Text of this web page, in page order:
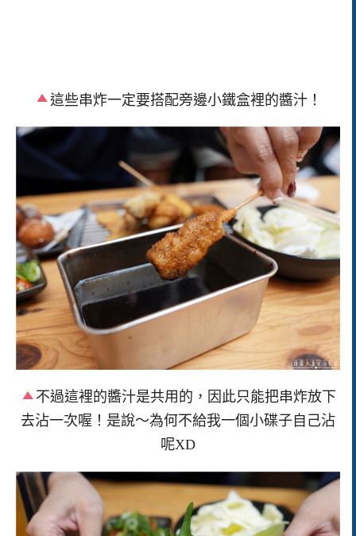
這些串炸一定要搭配旁邊小鐵盒裡的醬汁！
不過這裡的醬汁是共用的，因此只能把串炸放下
去沾一次喔！是說～為何不給我一個小碟子自己沾
呢XD